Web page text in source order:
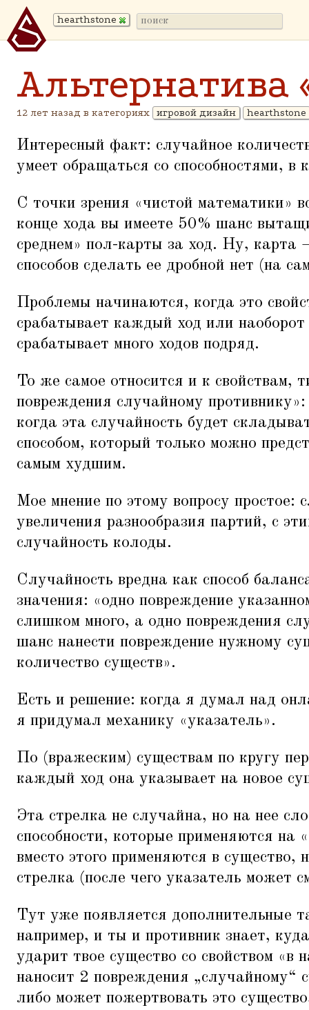
hearthstone
Альтернатива
12 лет назад в категориях игровой дизайн hearthstone
Интересный факт: случайное
умеет обращаться со способностями, в
С точки зрения «чистой математики»
конце хода вы имеете 50% шанс
среднем» пол-карты за ход. Ну, карта
способов сделать ее дробной нет (на
Проблемы начинаются, когда это
срабатывает каждый ход или
срабатывает много ходов подряд.
То же самое относится и к свойствам,
повреждения случайному противнику»:
когда эта случайность будет
способом, который только можно
самым худшим.
Мое мнение по этому вопросу простое:
увеличения разнообразия партий, с
случайность колоды.
Случайность вредна как способ
значения: «одно повреждение
слишком много, а одно повреждения
шанс нанести повреждение нужному
количество существ».
Есть и решение: когда я думал над
я придумал механику «указатель».
По (вражеским) существам по кругу
каждый ход она указывает на новое
Эта стрелка не случайна, но на нее
способности, которые применяются на «
вместо этого применяются в существо,
стрелка (после чего указатель может
Тут уже появляется дополнительные
например, и ты и противник знает,
ударит твое существо со свойством «в
наносит 2 повреждения „случайному“
либо может пожертвовать это